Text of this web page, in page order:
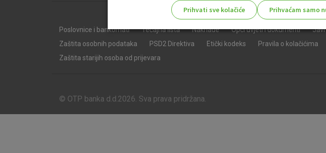
Poslovnice i bankomati Tečajna lista Naknade Opći uvjeti i dokumenti
Zaštita osobnih podataka
PSD2 Direktiva Etički kodeks Pravila o kolačićima
Zaštita starijih osoba od prijevara
© OTP banka d.d.2026. Sva prava pridržana.
Prihvati sve kolačiće Prihvaćam samo